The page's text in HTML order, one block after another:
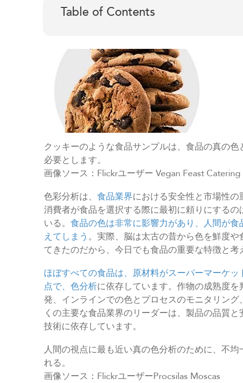
Table of Contents
クッキーのような食品サンプルは、食品の真の
必要とします。
画像ソース：Flickrユーザー Vegan Feast Catering
色彩分析は、 食品業界における安全性と市場性の
消費者が食品を選択する際に最初に頼りにする
いる。 食品の色は非常に影響力があり、人間が
えてしまう 。実際、脳は太古の昔から色を鮮度
てきたのだから、今日でも食品の重要な特徴と考
ほぼすべての食品は、原材料がスーパーマーケ
点で、色分析に依存しています。作物の成熟度
発、インラインでの色とプロセスのモニタリン
くの主要な食品業界のリーダーは、製品の品質
技術に依存しています。
人間の視点に最も近い真の色分析のために、不
れる。
画像ソース：FlickrユーザーProcsilas Moscas